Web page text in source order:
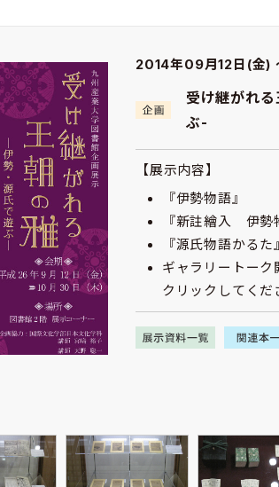
2014年09月12日(金)
受け継がれ
ぶ-
【展示内容】
『伊勢物語』
『新註繪入 伊勢
『源氏物語かるた』
ギャラリートー
クリックしてくだ